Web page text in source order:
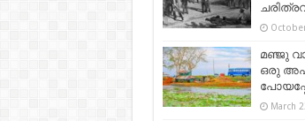
മഞ്ജു
ഒരു
March